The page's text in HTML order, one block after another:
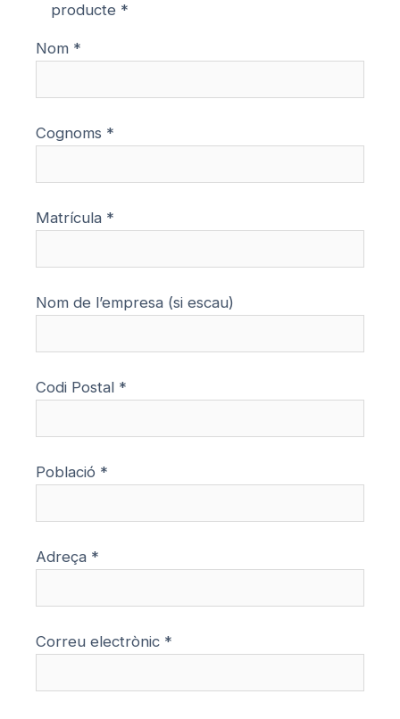
producte *
Nom *
Cognoms *
Matrícula *
Nom de l’empresa (si escau)
Codi Postal *
Població *
Adreça *
Correu electrònic *